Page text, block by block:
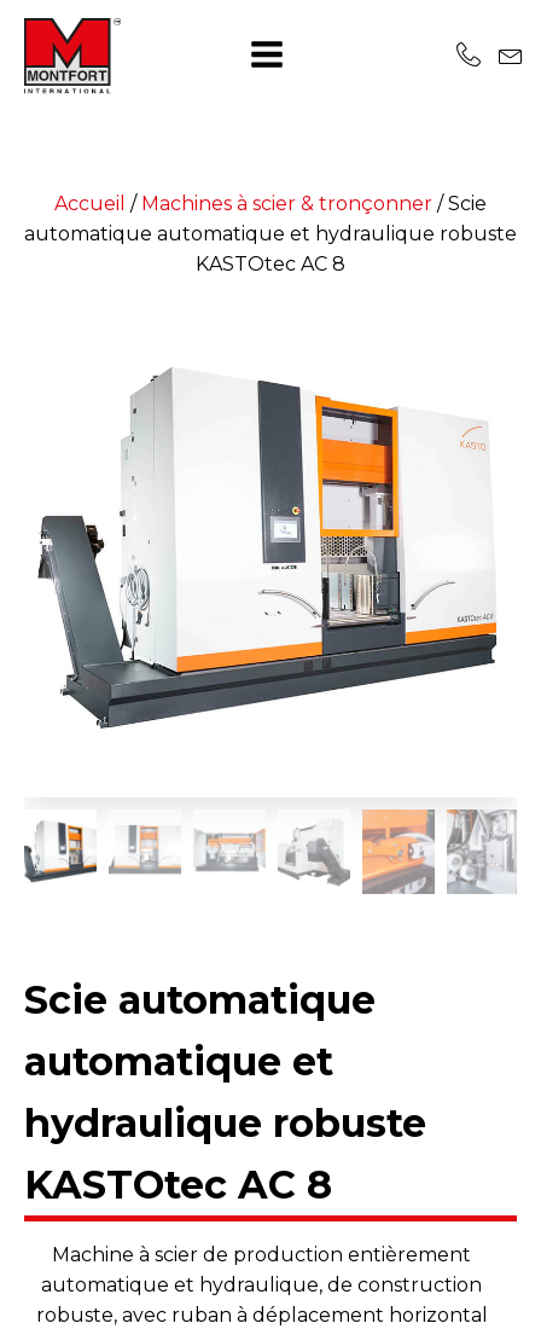
Accueil / Machines à scier & tronçonner /Scie
automatique automatique et hydraulique robuste
KASTOtec AC 8
Scie automatique
automatique et
hydraulique robuste
KASTOtec AC 8
Machine à scier de production entièrement
automatique et hydraulique, de construction
robuste, avec ruban à déplacement horizontal